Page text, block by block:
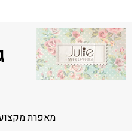
מאפרת